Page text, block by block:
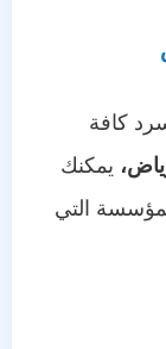
كافة
، يمكنك
التي